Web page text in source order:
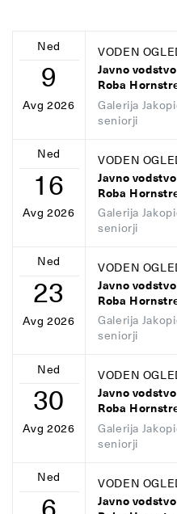
Ned
9
Avg 2026
VODEN
Javno
Roba
Galerija
seniorji
Ned
16
Avg 2026
VODEN
Javno
Roba
Galerija
seniorji
Ned
23
Avg 2026
VODEN
Javno
Roba
Galerija
seniorji
Ned
30
Avg 2026
VODEN
Javno
Roba
Galerija
seniorji
Ned VODEN
Javno